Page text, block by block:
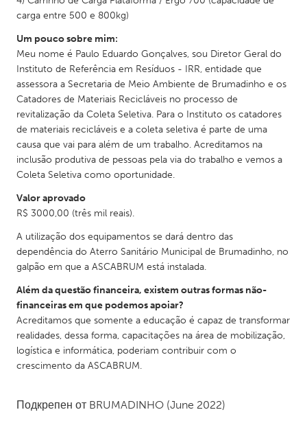
Pittsburgh, PA
Poughkeepsie, NY
Rockport, MA
San Antonio, TX
San Francisco, CA
San Jose, CA
Santa Cruz, CA
Seattle, WA
State College, PA
Washington, DC
Tashkent
carga entre 500 e 800kg)
Um pouco sobre mim:
Meu nome é Paulo Eduardo Gonçalves, sou Diretor Geral do
Instituto de Referência em Resíduos - IRR, entidade que
assessora a Secretaria de Meio Ambiente de Brumadinho e os
Catadores de Materiais Recicláveis no processo de
revitalização da Coleta Seletiva. Para o Instituto os catadores
de materiais recicláveis e a coleta seletiva é parte de uma
causa que vai para além de um trabalho. Acreditamos na
inclusão produtiva de pessoas pela via do trabalho e vemos a
Coleta Seletiva como oportunidade.
Valor aprovado
R$ 3000,00 (três mil reais).
A utilização dos equipamentos se dará dentro das
dependência do Aterro Sanitário Municipal de Brumadinho, no
galpão em que a ASCABRUM está instalada.
Além da questão financeira, existem outras formas não-
financeiras em que podemos apoiar?
Acreditamos que somente a educação é capaz de transformar
realidades, dessa forma, capacitações na área de mobilização,
logística e informática, poderiam contribuir com o
crescimento da ASCABRUM.
Подкрепен от BRUMADINHO (June 2022)